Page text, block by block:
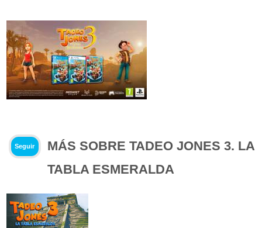
Seguir
MÁS SOBRE TADEO JONES 3. LA
TABLA ESMERALDA